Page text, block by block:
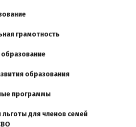
грамотность
образования
программы
для членов семей